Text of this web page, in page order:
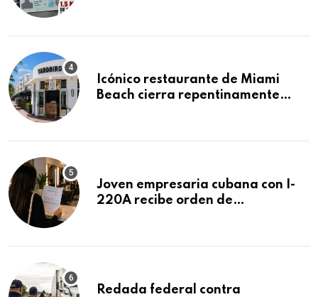
Icónico restaurante de Miami
Beach cierra repentinamente
Joven empresaria cubana con I-
220A recibe orden de
Redada federal contra